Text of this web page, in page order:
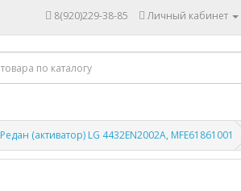
8(920)229-38-85 Личный кабинет
Редан (активатор) LG 4432EN2002A, MFE61861001